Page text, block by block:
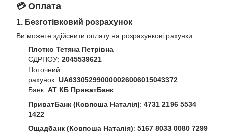
💳 Оплата
1. Безготівковий розрахунок
Ви можете здійснити оплату на розрахункові рахунки:
Плотко Тетяна Петрівна
ЄДРПОУ: 2045539621
Поточний
рахунок: UA633052990000026006015043372
Банк: АТ КБ ПриватБанк
ПриватБанк (Ковпоша Наталія): 4731 2196 5534
1422
Ощадбанк (Ковпоша Наталія): 5167 8033 0080 7299